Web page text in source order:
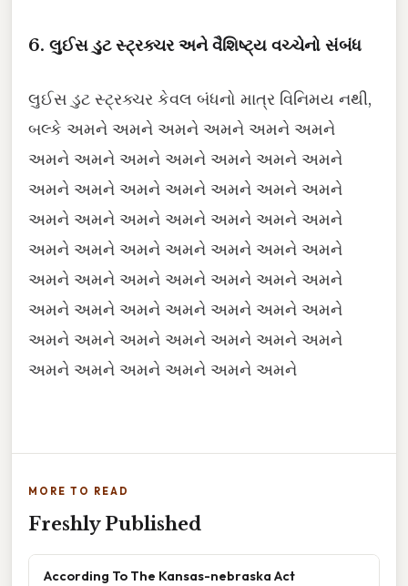
6. લુઈસ ડુટ સ્ટ્રક્ચર અને વૈશિષ્ટ્ય વચ્ચેનો સંબંધ
લુઈસ ડુટ સ્ટ્રક્ચર કેવલ બંધનો માત્ર વિનિમય નથી,
બલ્કે અમને અમને અમને અમને અમને અમને
અમને અમને અમને અમને અમને અમને અમને
અમને અમને અમને અમને અમને અમને અમને
અમને અમને અમને અમને અમને અમને અમને
અમને અમને અમને અમને અમને અમને અમને
અમને અમને અમને અમને અમને અમને અમને
અમને અમને અમને અમને અમને અમને અમને
અમને અમને અમને અમને અમને અમને અમને
અમને અમને અમને અમને અમને અમને
MORE TO READ
Freshly Published
According To The Kansas-nebraska Act